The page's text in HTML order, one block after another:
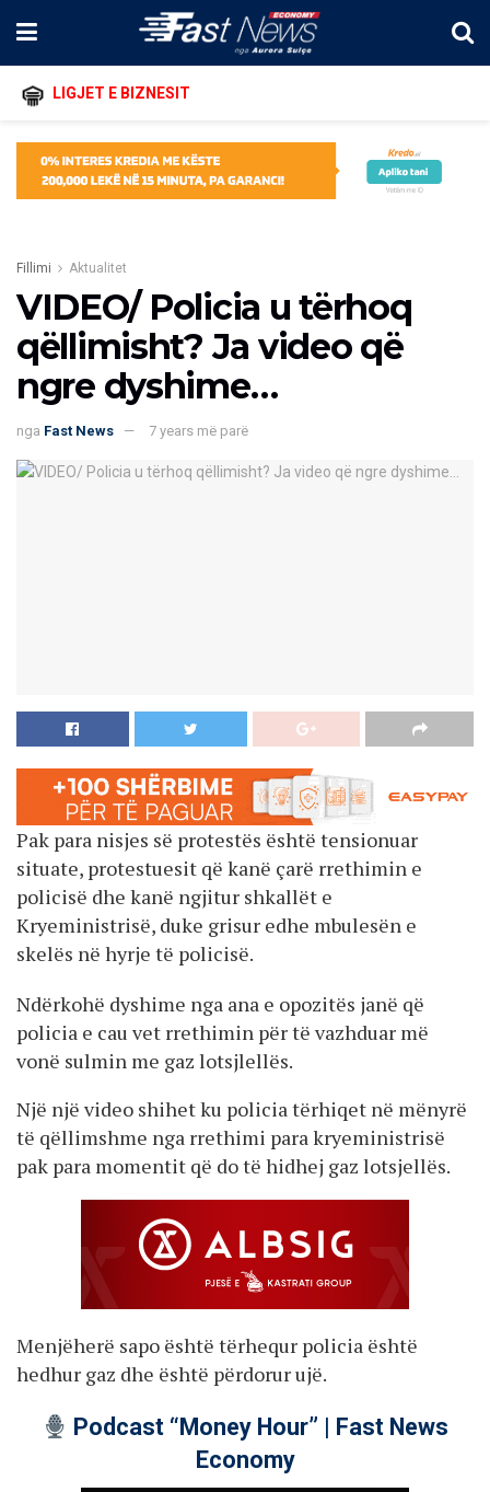
LIGJET E BIZNESIT
Fillimi Aktualitet
VIDEO/ Policia u tërhoq
qëllimisht? Ja video që
ngre dyshime…
nga Fast News 7 years më parë
Pak para nisjes së protestës është tensionuar
situate, protestuesit që kanë çarë rrethimin e
policisë dhe kanë ngjitur shkallët e
Kryeministrisë, duke grisur edhe mbulesën e
skelës në hyrje të policisë.
Ndërkohë dyshime nga ana e opozitës janë që
policia e cau vet rrethimin për të vazhduar më
vonë sulmin me gaz lotsjlellës.
Një një video shihet ku policia tërhiqet në mënyrë
të qëllimshme nga rrethimi para kryeministrisë
pak para momentit që do të hidhej gaz lotsjellës.
Menjëherë sapo është tërhequr policia është
hedhur gaz dhe është përdorur ujë.
Podcast “Money Hour” | Fast News
Economy